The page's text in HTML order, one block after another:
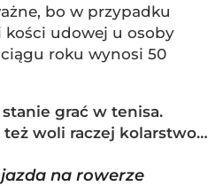
bo w przypadku
kości udowej u osoby
roku wynosi 50
grać w tenisa.
woli raczej kolarstwo…
na rowerze